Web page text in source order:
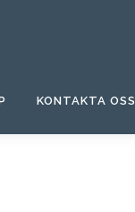
KONTAKTA OSS